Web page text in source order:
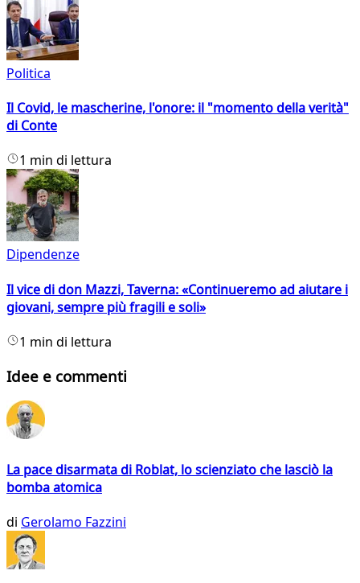
Politica
Il Covid, le mascherine, l'onore: il "momento della verità"
di Conte
1 min di lettura
Dipendenze
Il vice di don Mazzi, Taverna: «Continueremo ad aiutare i
giovani, sempre più fragili e soli»
1 min di lettura
Idee e commenti
La pace disarmata di Roblat, lo scienziato che lasciò la
bomba atomica
di Gerolamo Fazzini